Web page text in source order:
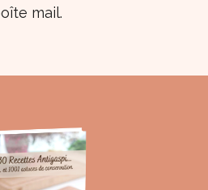
mail.